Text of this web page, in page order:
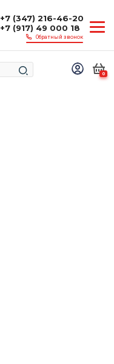
+7 (347) 216-46-20
+7 (917) 49 000 18
Обратный звонок
0